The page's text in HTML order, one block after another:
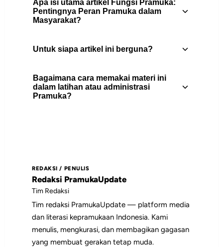
Apa isi utama artikel Fungsi Pramuka:
Pentingnya Peran Pramuka dalam
Masyarakat?
memiliki peran penting dalam
membentuk karakter generasi muda,
Untuk siapa artikel ini berguna?
Artikel ini berguna untuk pembina
Pramuka, peserta didik, pengurus gugus
Bagaimana cara memakai materi ini
dalam latihan atau administrasi
Pramuka?
catatan pembinaan, atau rujukan saat
menyiapkan kegiatan.
REDAKSI / PENULIS
Redaksi PramukaUpdate
Tim Redaksi
Tim redaksi PramukaUpdate — platform media
dan literasi kepramukaan Indonesia. Kami
menulis, mengkurasi, dan membagikan gagasan
yang membuat gerakan tetap muda.